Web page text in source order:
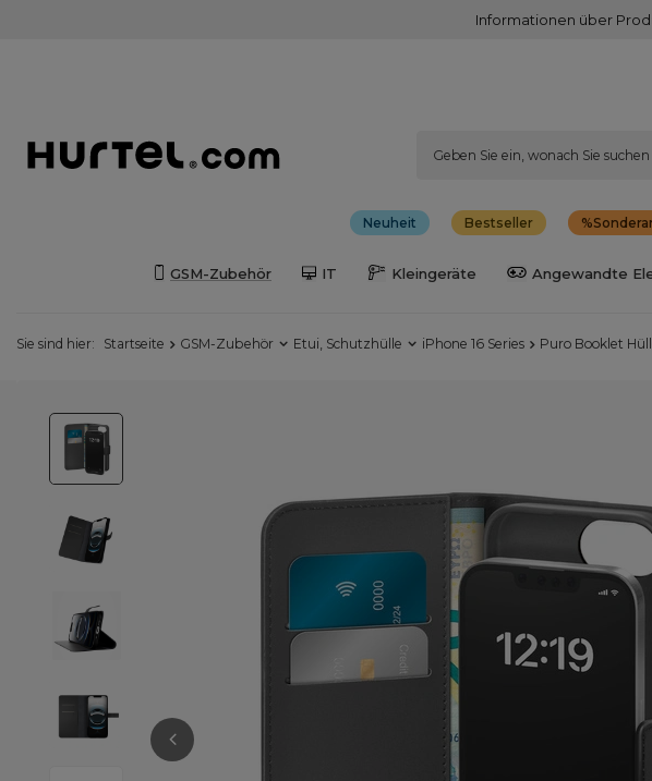
Informationen über
Neuheit Bestseller
GSM-Zubehör IT Kleingeräte Angewandte
Sie sind hier: Startseite GSM-Zubehör Etui, Schutzhülle iPhone 16 Series Puro Booklet